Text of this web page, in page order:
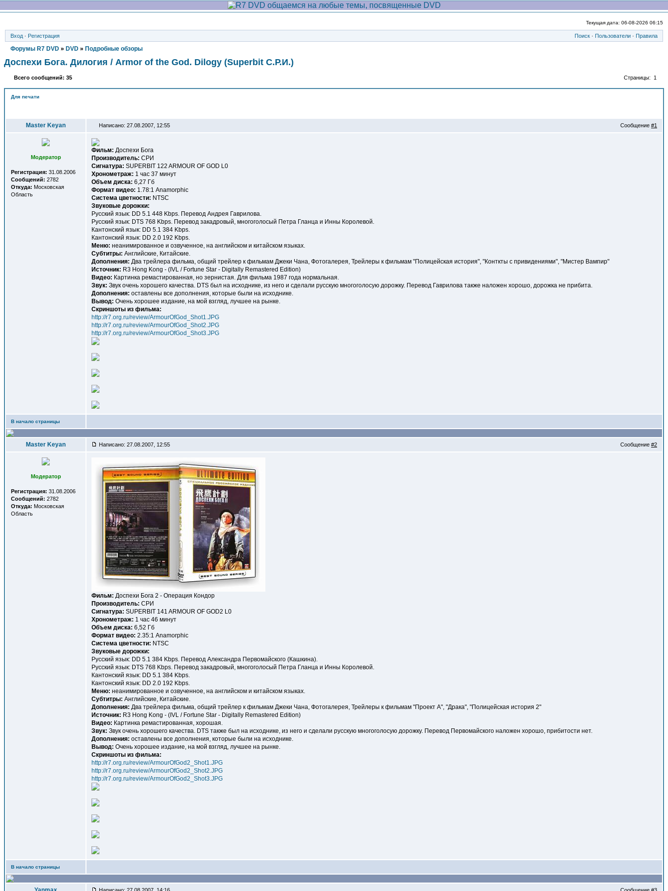
Текущая дата: 06-08-2026 06:15
Вход · Регистрация Поиск · Пользователи · Правила
Форумы R7 DVD » DVD » Подробные обзоры
Доспехи Бога. Дилогия / Armor of the God. Dilogy (Superbit С.Р.И.)
Всего сообщений: 35 Страницы: 1
Для печати
Master Keyan Написано: 27.08.2007, 12:55 Сообщение #1
Модератор
Регистрация: 31.08.2006
Сообщений: 2782
Откуда: Московская
Область
Фильм: Доспехи Бога
Производитель: СРИ
Сигнатура: SUPERBIT 122 ARMOUR OF GOD L0
Хронометраж: 1 час 37 минут
Объем диска: 6,27 Гб
Формат видео: 1.78:1 Anamorphic
Система цветности: NTSC
Звуковые дорожки:
Русский язык: DD 5.1 448 Kbps. Перевод Андрея Гаврилова.
Русский язык: DTS 768 Kbps. Перевод закадровый, многоголосый Петра Гланца и Инны Королевой.
Кантонский язык: DD 5.1 384 Kbps.
Кантонский язык: DD 2.0 192 Kbps.
Меню: неанимированное и озвученное, на английском и китайском языках.
Субтитры: Английские, Китайские.
Дополнения: Два трейлера фильма, общий трейлер к фильмам Джеки Чана, Фотогалерея, Трейлеры к фильмам "Полицейская история", "Конткты с привидениями", "Мистер Вампир"
Источник: R3 Hong Kong - (IVL / Fortune Star - Digitally Remastered Edition)
Видео: Картинка ремастированная, но зернистая. Для фильма 1987 года нормальная.
Звук: Звук очень хорошего качества. DTS был на исходнике, из него и сделали русскую многоголосую дорожку. Перевод Гаврилова также наложен хорошо, дорожка не прибита.
Дополнения: оставлены все дополнения, которые были на исходнике.
Вывод: Очень хорошее издание, на мой взгляд, лучшее на рынке.
Скриншоты из фильма:
http://r7.org.ru/review/ArmourOfGod_Shot1.JPG
http://r7.org.ru/review/ArmourOfGod_Shot2.JPG
http://r7.org.ru/review/ArmourOfGod_Shot3.JPG
В начало страницы
Master Keyan Написано: 27.08.2007, 12:55 Сообщение #2
Модератор
Регистрация: 31.08.2006
Сообщений: 2782
Откуда: Московская
Область
Фильм: Доспехи Бога 2 - Операция Кондор
Производитель: СРИ
Сигнатура: SUPERBIT 141 ARMOUR OF GOD2 L0
Хронометраж: 1 час 46 минут
Объем диска: 6,52 Гб
Формат видео: 2.35:1 Anamorphic
Система цветности: NTSC
Звуковые дорожки:
Русский язык: DD 5.1 384 Kbps. Перевод Александра Первомайского (Кашкина).
Русский язык: DTS 768 Kbps. Перевод закадровый, многоголосый Петра Гланца и Инны Королевой.
Кантонский язык: DD 5.1 384 Kbps.
Кантонский язык: DD 2.0 192 Kbps.
Меню: неанимированное и озвученное, на английском и китайском языках.
Субтитры: Английские, Китайские.
Дополнения: Два трейлера фильма, общий трейлер к фильмам Джеки Чана, Фотогалерея, Трейлеры к фильмам "Проект А", "Драка", "Полицейская история 2"
Источник: R3 Hong Kong - (IVL / Fortune Star - Digitally Remastered Edition)
Видео: Картинка ремастированная, хорошая.
Звук: Звук очень хорошего качества. DTS также был на исходнике, из него и сделали русскую многоголосую дорожку. Перевод Первомайского наложен хорошо, прибитости нет.
Дополнения: оставлены все дополнения, которые были на исходнике.
Вывод: Очень хорошее издание, на мой взгляд, лучшее на рынке.
Скриншоты из фильма:
http://r7.org.ru/review/ArmourOfGod2_Shot1.JPG
http://r7.org.ru/review/ArmourOfGod2_Shot2.JPG
http://r7.org.ru/review/ArmourOfGod2_Shot3.JPG
В начало страницы